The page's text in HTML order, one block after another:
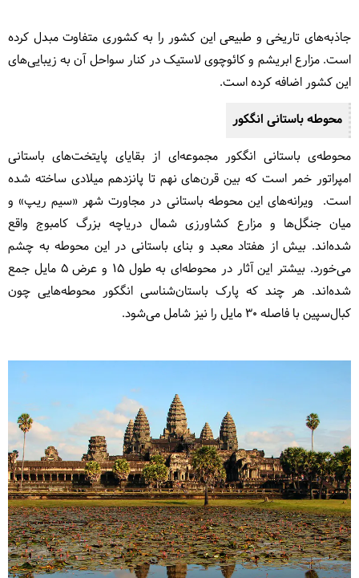
جاذبه‌های تاریخی و طبیعی این کشور را به کشوری متفاوت مبدل کرده
است. مزارع ابریشم و کائوچوی لاستیک در کنار سواحل آن به زیبایی‌های
این کشور اضافه کرده است.
محوطه باستانی انگکور
محوطه‌ی باستانی انگکور مجموعه‌ای از بقایای پایتخت‌های باستانی
امپراتور خمر است که بین قرن‌های نهم تا پانزدهم میلادی ساخته شده‌
است. ویرانه‌های این محوطه باستانی در مجاورت شهر «سیم ریپ» و
میان جنگل‌ها و مزارع کشاورزی شمال دریاچه بزرگ کامبوج واقع
شده‌اند. بیش از هفتاد معبد و بنای باستانی در این محوطه به چشم
می‌خورد. بیشتر این آثار در محوطه‌ای به طول 15 و عرض 5 مایل جمع
شده‌اند. هر چند که پارک باستان‌شناسی انگکور محوطه‌هایی چون
کبال‌سپین با فاصله 30 مایل را نیز شامل می‌شود.